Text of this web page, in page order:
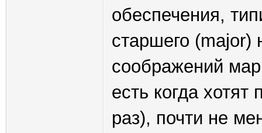
обеспечения,
старшего (major)
соображений
есть когда
раз), почти не